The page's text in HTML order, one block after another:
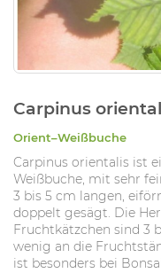
Carpinus
Orient–Weißbuche
Carpinus orientalis ist
Weißbuche, mit sehr
3 bis 5 cm langen,
doppelt gesägt. Die
Fruchtkätzchen sind 3
wenig an die
ist besonders bei